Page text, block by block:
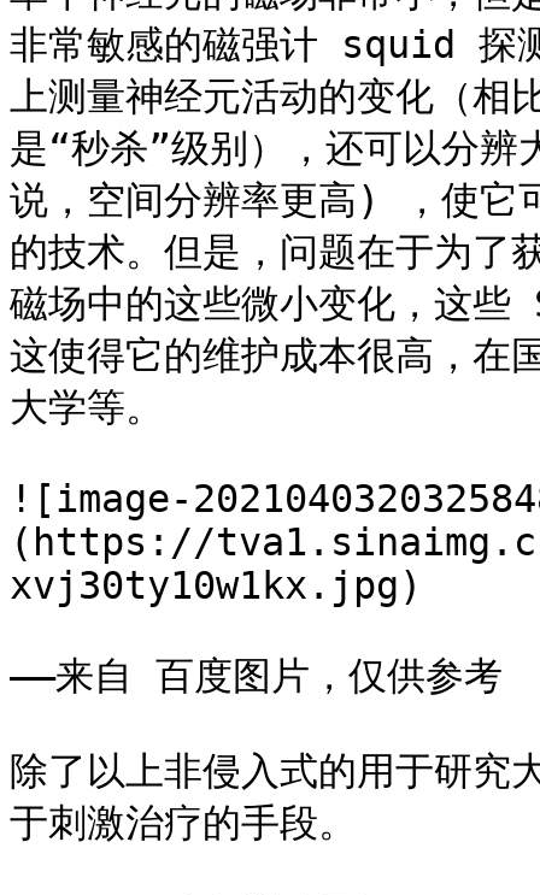
非常敏感的磁强计 squid 探
上测量神经元活动的变化（
是“秒杀”级别），还可以分辨
说，空间分辨率更高) ，使它
的技术。但是，问题在于为了
磁场中的这些微小变化，这
这使得它的维护成本很高，在
大学等。
![image-
(https://tva1.sinaimg.cn/
xvj30ty10w1kx.jpg)
——来自 百度图片，仅供参考
除了以上非侵入式的用于研究
于刺激治疗的手段。